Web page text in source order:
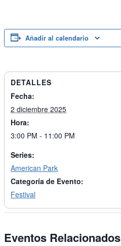
Añadir al calendario
DETALLES
Fecha:
2 diciembre 2025
Hora:
3:00 PM - 11:00 PM
Series:
American Park
Categoría de Evento:
Festival
Eventos Relacionados